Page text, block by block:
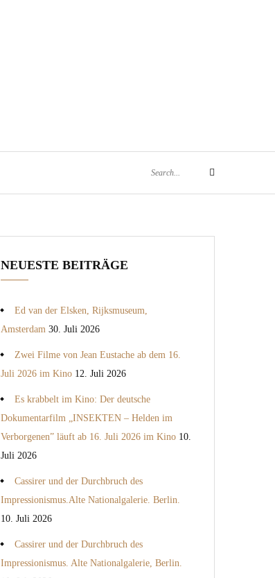
Search
NEUESTE BEITRÄGE
Ed van der Elsken, Rijksmuseum,
Amsterdam 30. Juli 2026
Zwei Filme von Jean Eustache ab dem 16.
Juli 2026 im Kino 12. Juli 2026
Es krabbelt im Kino: Der deutsche
Dokumentarfilm „INSEKTEN – Helden im
Verborgenen” läuft ab 16. Juli 2026 im Kino 10.
Juli 2026
Cassirer und der Durchbruch des
Impressionismus.Alte Nationalgalerie. Berlin.
10. Juli 2026
Cassirer und der Durchbruch des
Impressionismus. Alte Nationalgalerie, Berlin.